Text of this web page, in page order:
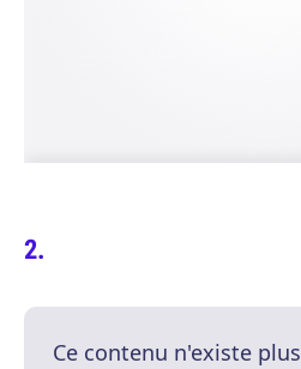
Ce contenu n'existe plus